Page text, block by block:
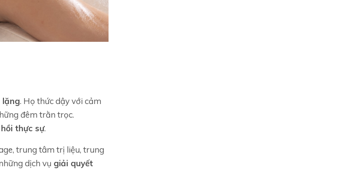
lặng. Họ thức dậy với cảm
đêm trằn trọc.
thực sự.
trung tâm trị liệu, trung
dịch vụ giải quyết